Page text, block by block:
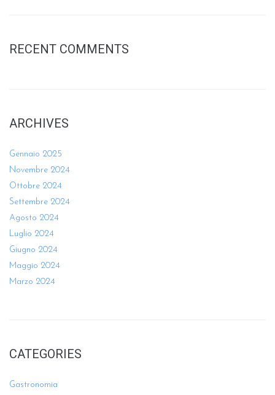
RECENT COMMENTS
ARCHIVES
Gennaio 2025
Novembre 2024
Ottobre 2024
Settembre 2024
Agosto 2024
Luglio 2024
Giugno 2024
Maggio 2024
Marzo 2024
CATEGORIES
Gastronomia